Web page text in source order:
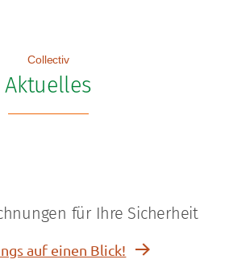
Aktuelles
Collectiv
für Ihre Sicherheit
auf einen Blick!